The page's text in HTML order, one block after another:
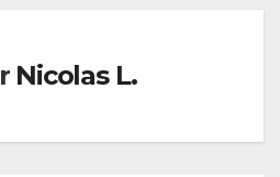
Nicolas L.